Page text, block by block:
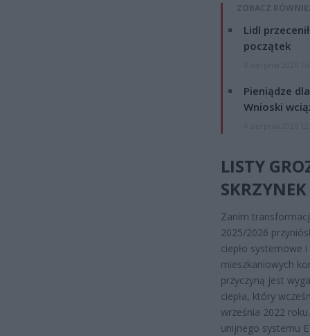
ZOBACZ
Lidl
początek
Pieniądze
Wnioski
LISTY
SKRZYNEK
Zanim
2025/2026
ciepło systemowe
mieszkaniowych
przyczyną jest
ciepła, który
września 2022
unijnego systemu